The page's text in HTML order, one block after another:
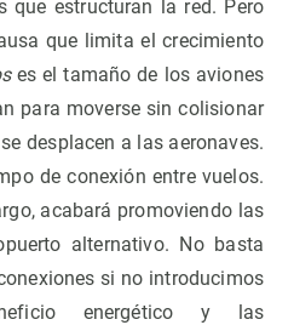
que estructuran la red. Pero
que limita el crecimiento
es el tamaño de los aviones
para moverse sin colisionar
desplacen a las aeronaves.
de conexión entre vuelos.
acabará promoviendo las
alternativo. No basta
si no introducimos
energético y las